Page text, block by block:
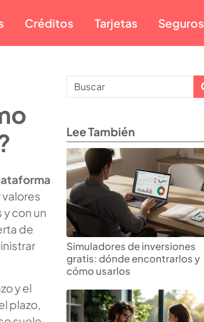
Créditos Tarjetas Seguros
con un
de
y el
plazo,
Lee También
Simuladores de inversiones
gratis: dónde encontrarlos y
cómo usarlos